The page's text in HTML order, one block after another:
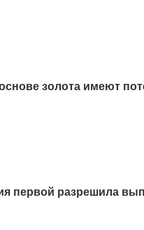
золота имеют
первой разрешила